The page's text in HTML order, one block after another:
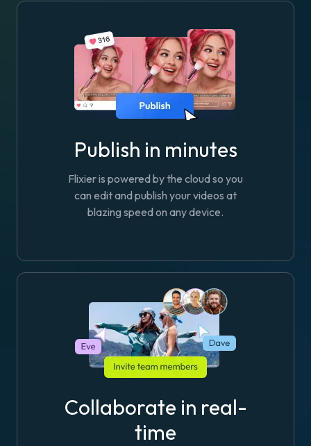
Publish in minutes
Flixier is powered by the cloud so you
can edit and publish your videos at
blazing speed on any device.
Collaborate in real-
time